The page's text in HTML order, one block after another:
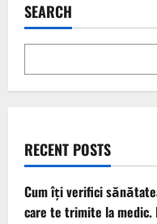
SEARCH
RECENT POSTS
Cum îți verifici
care te trimite la medic.